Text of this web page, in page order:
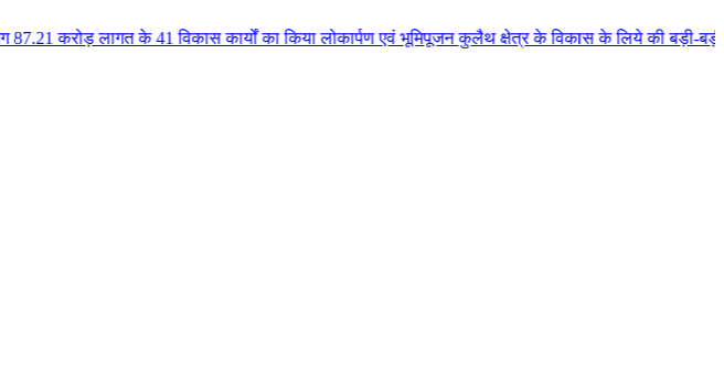
41 विकास कार्यों का किया लोकार्पण एवं भूमिपूजन कुलैथ क्षेत्र के विकास के लिये की बड़ी-बड़ी सौगातों की